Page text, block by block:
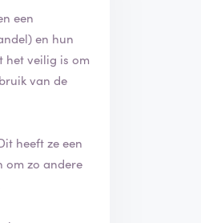
een
en hun
het veilig is om
van de
heeft ze een
om zo andere